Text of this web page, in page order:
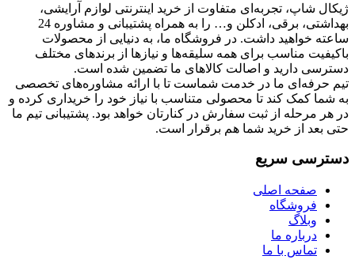
ژیکال شاپ، تجربه‌ای متفاوت از خرید اینترنتی لوازم آرایشی،
بهداشتی، برقی، ادکلن و… را به همراه پشتیبانی و مشاوره 24
ساعته خواهید داشت. در فروشگاه ما، به دنیایی از محصولات
باکیفیت مناسب برای همه سلیقه‌ها و نیازها از برندهای مختلف
دسترسی دارید و اصالت کالاهای ما تضمین شده است.
تیم حرفه‌ای ما در خدمت شماست تا با ارائه مشاوره‌های تخصصی
به شما کمک کند تا محصولی متناسب با نیاز خود را خریداری کرده و
در هر مرحله از ثبت سفارش در کنارتان خواهد بود. پشتیبانی تیم ما
حتی بعد از خرید شما هم برقرار است.
دسترسی سریع
صفحه اصلی
فروشگاه
وبلاگ
درباره ما
تماس با ما